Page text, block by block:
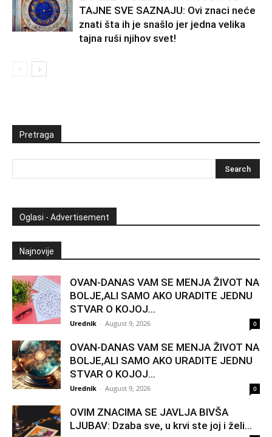
TAJNE SVE SAZNAJU: Ovi znaci neće
znati šta ih je snašlo jer jedna velika
tajna ruši njihov svet!
Pretraga
Oglasi - Advertisement
Najnovije
OVAN-DANAS VAM SE MENJA ŽIVOT NA
BOLJE,ALI SAMO AKO URADITE JEDNU
STVAR O KOJOJ...
Urednik - August 9, 2026 0
OVAN-DANAS VAM SE MENJA ŽIVOT NA
BOLJE,ALI SAMO AKO URADITE JEDNU
STVAR O KOJOJ...
Urednik - August 9, 2026 0
OVIM ZNACIMA SE JAVLJA BIVŠA
LJUBAV: Dzaba sve, u krvi ste joj i želi...